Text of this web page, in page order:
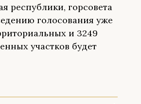
республики, горсовета
голосования уже
и 3249
участков будет